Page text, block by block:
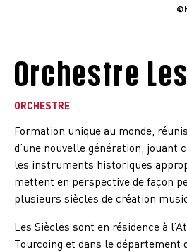
Orchestre
ORCHESTRE
Formation unique au monde,
d’une nouvelle génération, jouant
les instruments historiques
mettent en perspective de façon
plusieurs siècles de création
Les Siècles sont en résidence à
Tourcoing et dans le département